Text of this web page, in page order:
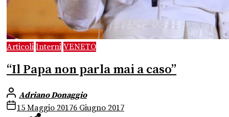
Articoli Interni VENETO
“Il Papa non parla mai a caso”
Adriano Donaggio
15 Maggio 20176 Giugno 2017